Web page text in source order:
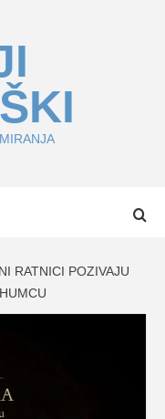
RATNICI POZIVAJU